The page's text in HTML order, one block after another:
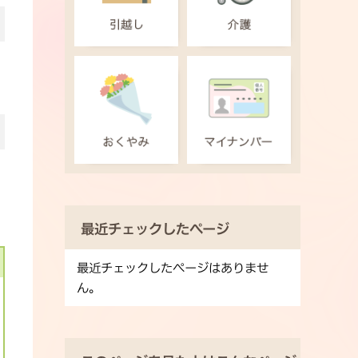
最近チェックしたページ
最近チェックしたページはありませ
ん。